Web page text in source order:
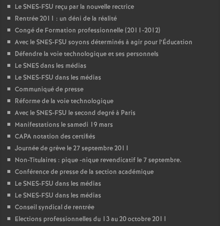
Le SNES-FSU reçu par la nouvelle rectrice
Rentrée 2011 : un déni de la réalité
Congé de Formation professionnelle (2011-2012)
Avec le SNES-FSU soyons déterminés à agir pour l’Éducation
Défendre la voie technologique et ses personnels
Le SNES dans les médias
Le SNES-FSU dans les médias
Communiqué de presse
Réforme de la voie technologique
Avec le SNES-FSU le second degré à Paris
Manifestations le samedi 19 mars
CAPA notation des certifiés
Journée de grève le 27 septembre 2011
Non-Titulaires : pique -nique revendicatif le 7 septembre.
Conférence de presse de la section académique
Le SNES-FSU dans les médias
Le SNES-FSU dans les médias
Conseil syndical de rentrée
Elections professionnelles du 13 au 20 octobre 2011